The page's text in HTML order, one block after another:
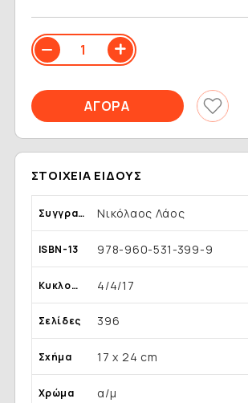
ΣΤΟΙΧΕΊΑ ΕΊΔΟΥΣ
Συγγραφέας Νικόλαος Λάος
ISBN-13 978-960-531-399-9
Κυκλοφορία 4/4/17
Σελίδες 396
Σχήμα 17 x 24 cm
Χρώμα α/μ